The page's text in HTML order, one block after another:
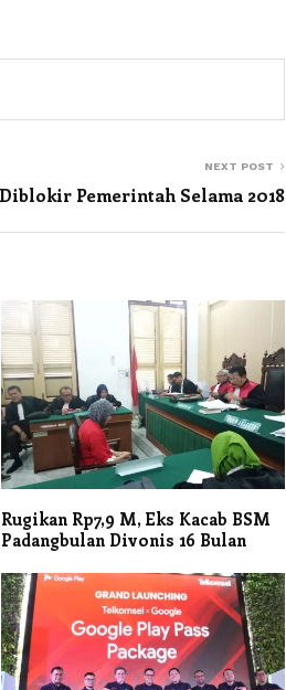
NEXT POST
Pemerintah Selama 2018
Rugikan Rp7,9 M, Eks Kacab BSM
Padangbulan Divonis 16 Bulan